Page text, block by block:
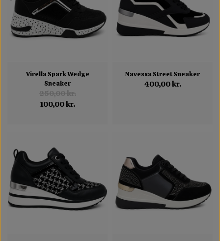
Virella Spark Wedge
Sneaker
250,00 kr.
100,00 kr.
Navessa Street Sneaker
400,00 kr.